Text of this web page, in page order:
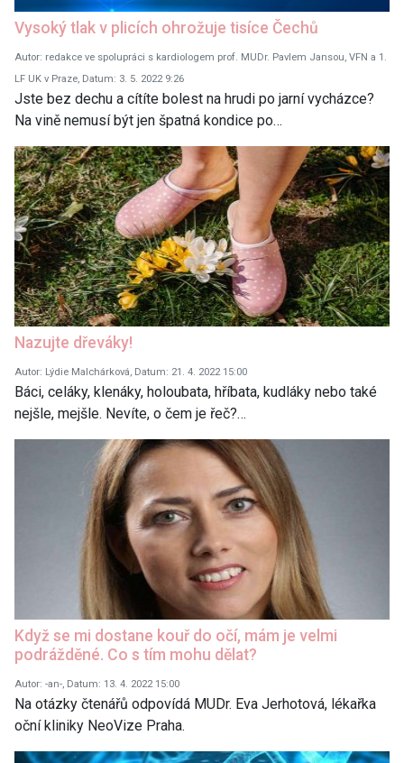
Vysoký tlak v plicích ohrožuje tisíce Čechů
Autor: redakce ve spolupráci s kardiologem prof. MUDr. Pavlem Jansou, VFN a 1.
LF UK v Praze, Datum: 3. 5. 2022 9:26
Jste bez dechu a cítíte bolest na hrudi po jarní vycházce?
Na vině nemusí být jen špatná kondice po…
Nazujte dřeváky!
Autor: Lýdie Malchárková, Datum: 21. 4. 2022 15:00
Báci, celáky, klenáky, holoubata, hříbata, kudláky nebo také
nejšle, mejšle. Nevíte, o čem je řeč?…
Když se mi dostane kouř do očí, mám je velmi
podrážděné. Co s tím mohu dělat?
Autor: -an-, Datum: 13. 4. 2022 15:00
Na otázky čtenářů odpovídá MUDr. Eva Jerhotová, lékařka
oční kliniky NeoVize Praha.